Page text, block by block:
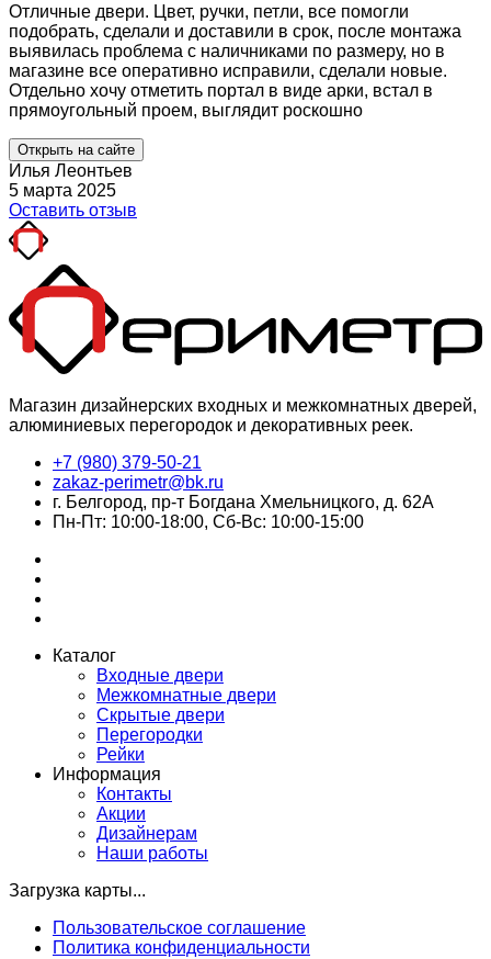
Отличные двери. Цвет, ручки, петли, все помогли
подобрать, сделали и доставили в срок, после монтажа
выявилась проблема с наличниками по размеру, но в
магазине все оперативно исправили, сделали новые.
Отдельно хочу отметить портал в виде арки, встал в
прямоугольный проем, выглядит роскошно
Открыть на сайте
Илья Леонтьев
5 марта 2025
Оставить отзыв
Магазин дизайнерских входных и межкомнатных дверей,
алюминиевых перегородок и декоративных реек.
+7 (980) 379-50-21
zakaz-perimetr@bk.ru
г. Белгород, пр-т Богдана Хмельницкого, д. 62А
Пн-Пт: 10:00-18:00, Сб-Вс: 10:00-15:00
Каталог
Входные двери
Межкомнатные двери
Скрытые двери
Перегородки
Рейки
Информация
Контакты
Акции
Дизайнерам
Наши работы
Загрузка карты...
Пользовательское соглашение
Политика конфиденциальности